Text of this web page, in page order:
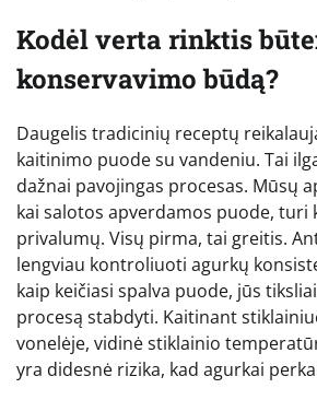
Kodėl verta rinktis
konservavimo būdą?
Daugelis tradicinių receptų
kaitinimo puode su vandeniu. Tai
dažnai pavojingas procesas. Mūsų
kai salotos apverdamos puode, turi
privalumų. Visų pirma, tai greitis.
lengviau kontroliuoti agurkų
kaip keičiasi spalva puode, jūs
procesą stabdyti. Kaitinant
vonelėje, vidinė stiklainio
yra didesnė rizika, kad agurkai